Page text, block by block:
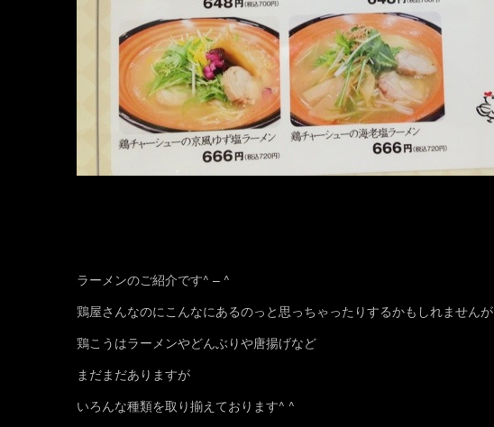
ラーメンのご紹介です^ – ^
鶏屋さんなのにこんなにあるのっと思っちゃったりするかもしれませんが
鶏こうはラーメンやどんぶりや唐揚げなど
まだまだありますが
いろんな種類を取り揃えております^ ^